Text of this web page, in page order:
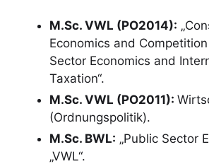
M.Sc. VWL (PO2014):
Economics and Competition
Sector Economics and
Taxation“.
M.Sc. VWL (PO2011):
(Ordnungspolitik).
M.Sc. BWL: „Public Sector
„VWL“.